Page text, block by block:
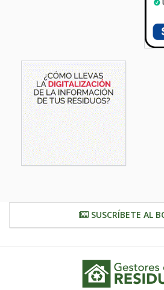
SUSCRÍBETE AL